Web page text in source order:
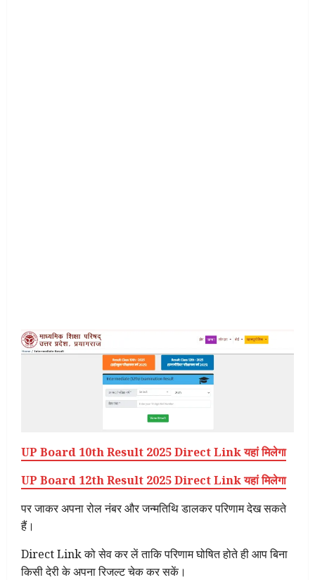
UP Board 10th Result 2025 Direct Link यहां मिलेगा
UP Board 12th Result 2025 Direct Link यहां मिलेगा
पर जाकर अपना रोल नंबर और जन्मतिथि डालकर परिणाम देख सकते
हैं।
Direct Link को सेव कर लें ताकि परिणाम घोषित होते ही आप बिना
किसी देरी के अपना रिजल्ट चेक कर सकें।